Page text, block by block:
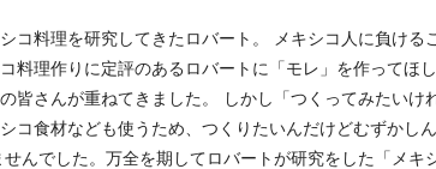
コ料理を研究してきたロバート。 メキシコ人に負ける
料理作りに定評のあるロバートに「モレ」を作ってほ
皆さんが重ねてきました。 しかし「つくってみたいけ
コ食材なども使うため、つくりたいんだけどむずかし
んでした。万全を期してロバートが研究をした「メキ